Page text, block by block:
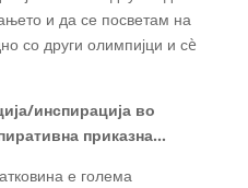
и да се посветам на
со други олимпијци и сè
инспирација во
приказна…
е голема